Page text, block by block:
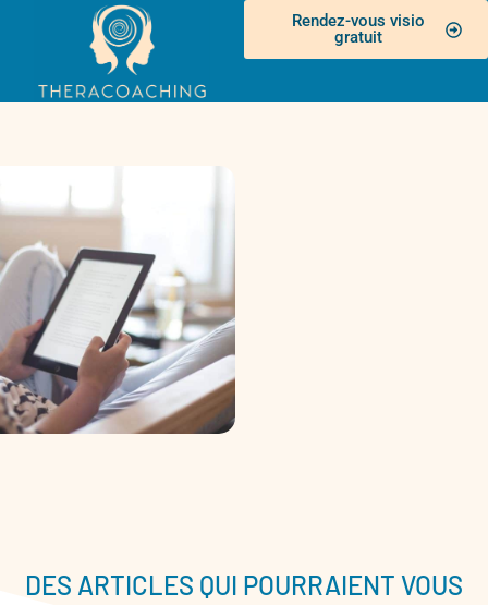
Rendez-vous visio
gratuit
DES ARTICLES QUI POURRAIENT VOUS